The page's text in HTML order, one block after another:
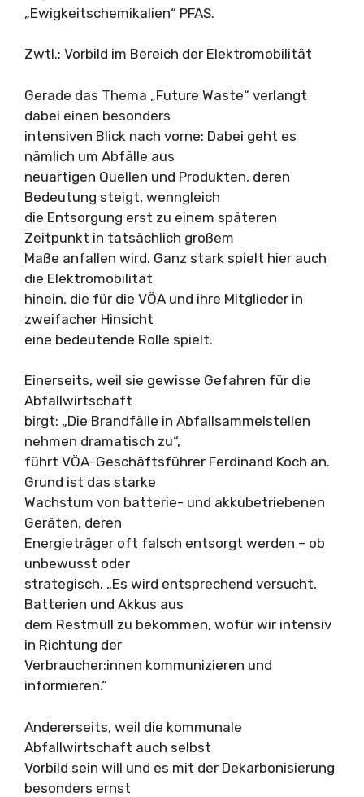
„Ewigkeitschemikalien“ PFAS.
Zwtl.: Vorbild im Bereich der Elektromobilität
Gerade das Thema „Future Waste“ verlangt
dabei einen besonders
intensiven Blick nach vorne: Dabei geht es
nämlich um Abfälle aus
neuartigen Quellen und Produkten, deren
Bedeutung steigt, wenngleich
die Entsorgung erst zu einem späteren
Zeitpunkt in tatsächlich großem
Maße anfallen wird. Ganz stark spielt hier auch
die Elektromobilität
hinein, die für die VÖA und ihre Mitglieder in
zweifacher Hinsicht
eine bedeutende Rolle spielt.
Einerseits, weil sie gewisse Gefahren für die
Abfallwirtschaft
birgt: „Die Brandfälle in Abfallsammelstellen
nehmen dramatisch zu“,
führt VÖA-Geschäftsführer Ferdinand Koch an.
Grund ist das starke
Wachstum von batterie- und akkubetriebenen
Geräten, deren
Energieträger oft falsch entsorgt werden – ob
unbewusst oder
strategisch. „Es wird entsprechend versucht,
Batterien und Akkus aus
dem Restmüll zu bekommen, wofür wir intensiv
in Richtung der
Verbraucher:innen kommunizieren und
informieren.“
Andererseits, weil die kommunale
Abfallwirtschaft auch selbst
Vorbild sein will und es mit der Dekarbonisierung
besonders ernst